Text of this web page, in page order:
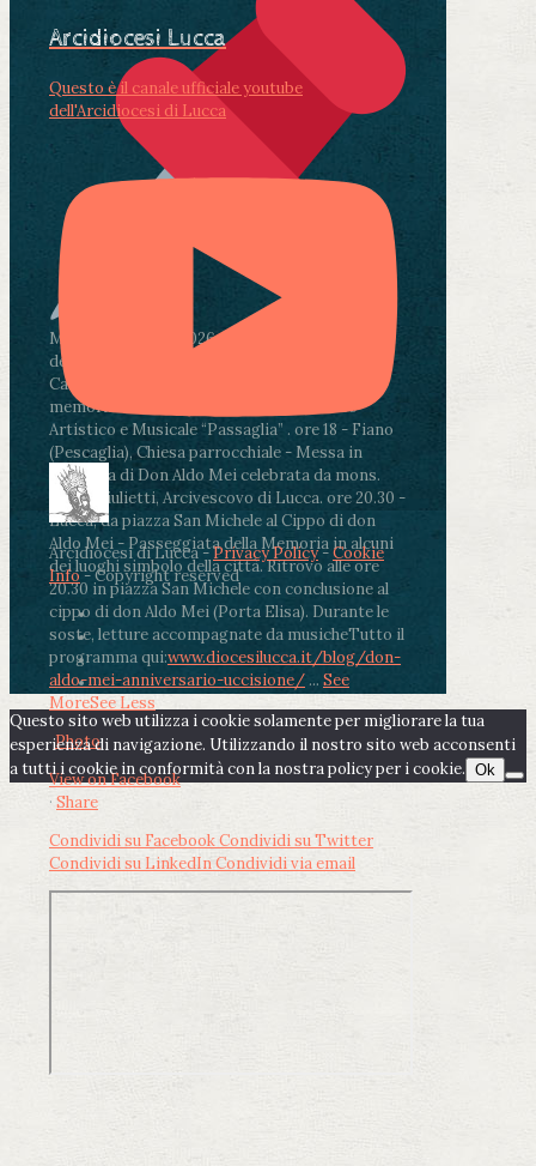
Martedì 4 agosto2026ore 11:30 - Lucca, Scuola
dell’Infanzia don Aldo Mei - Viale Castruccio
Castracani 435 - Inaugurazione murales in
memoria di don Aldo Mei curato dal Liceo
Artistico e Musicale “Passaglia” . ore 18 - Fiano
(Pescaglia), Chiesa parrocchiale - Messa in
memoria di Don Aldo Mei celebrata da mons.
Paolo Giulietti, Arcivescovo di Lucca. ore 20.30 -
Lucca, da piazza San Michele al Cippo di don
Aldo Mei - Passeggiata della Memoria in alcuni
dei luoghi simbolo della città. Ritrovo alle ore
20.30 in piazza San Michele con conclusione al
cippo di don Aldo Mei (Porta Elisa). Durante le
soste, letture accompagnate da musicheTutto il
programma qui:www.diocesilucca.it/blog/don-
aldo-mei-anniversario-uccisione/ ... See
MoreSee Less
Photo
View on Facebook
· Share
Condividi su FacebookCondividi su Twitter
Condividi su LinkedInCondividi via email
Arcidiocesi Lucca
Questo è il canale ufficiale youtube
dell'Arcidiocesi di Lucca
Arcidiocesi di Lucca -Privacy Policy-Cookie
Info- Copyright reserved
Questo sito web utilizza i cookie solamente per migliorare la tua
esperienza di navigazione. Utilizzando il nostro sito web acconsenti
a tutti i cookie in conformità con la nostra policy per i cookie. Ok